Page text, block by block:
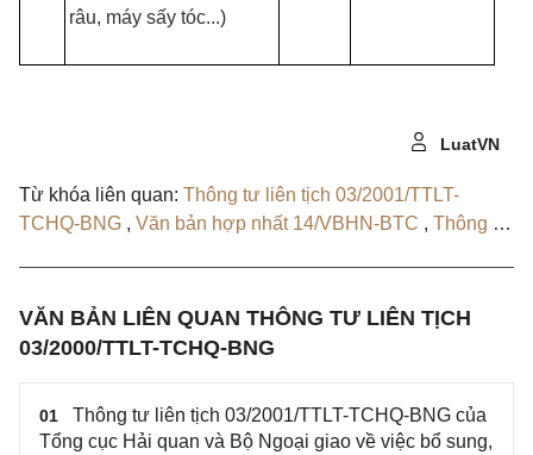
râu, máy sấy tóc...)
LuatVN
Từ khóa liên quan: Thông tư liên tịch 03/2001/TTLT-
TCHQ-BNG , Văn bản hợp nhất 14/VBHN-BTC , Thông tư
VĂN BẢN LIÊN QUAN THÔNG TƯ LIÊN TỊCH
03/2000/TTLT-TCHQ-BNG
01
Thông tư liên tịch 03/2001/TTLT-TCHQ-BNG của
Tổng cục Hải quan và Bộ Ngoại giao về việc bổ sung,